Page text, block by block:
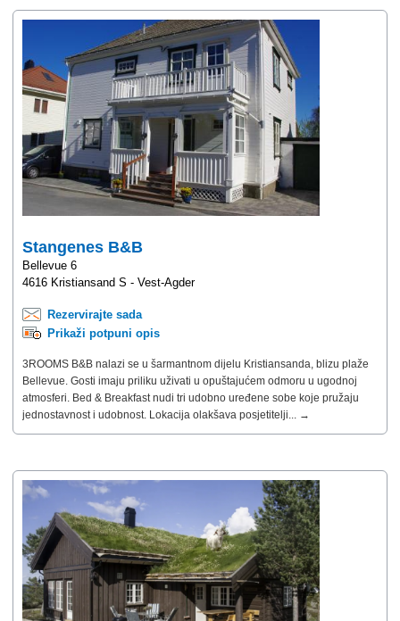
Stangenes B&B
Bellevue 6
4616 Kristiansand S - Vest-Agder
Rezervirajte sada
Prikaži potpuni opis
3ROOMS B&B nalazi se u šarmantnom dijelu Kristiansanda, blizu plaže
Bellevue. Gosti imaju priliku uživati u opuštajućem odmoru u ugodnoj
atmosferi. Bed & Breakfast nudi tri udobno uređene sobe koje pružaju
jednostavnost i udobnost. Lokacija olakšava posjetitelji... →